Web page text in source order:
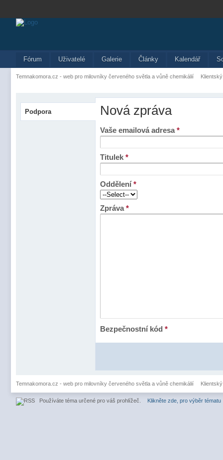
Fórum Uživatelé Galerie Články Kalendář
Temnakomora.cz - web pro milovníky červeného světla a vůně chemikálií
Podpora Nová zpráva
Vaše emailová adresa*
Titulek *
Oddělení*
Zpráva*
Bezpečnostní kód *
Temnakomora.cz - web pro milovníky červeného světla a vůně chemikálií
Používáte téma určené pro váš prohlížeč. Klikněte zde, pro výběr tématu